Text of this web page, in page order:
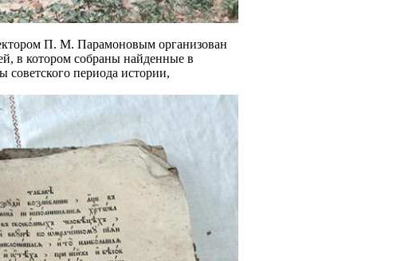
П. М. Парамоновым организован
в котором собраны найденные в
советского периода истории,